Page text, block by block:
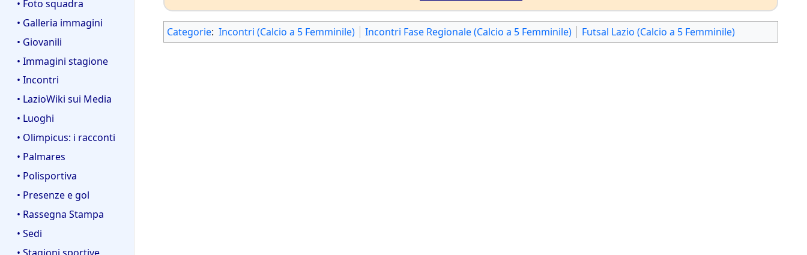
• Foto squadra
• Galleria immagini
• Giovanili
• Immagini stagione
• Incontri
• LazioWiki sui Media
• Luoghi
• Olimpicus: i racconti
• Palmares
• Polisportiva
• Presenze e gol
• Rassegna Stampa
• Sedi
Categorie: Incontri (Calcio a 5 Femminile) Incontri Fase Regionale (Calcio a 5 Femminile) Futsal Lazio (Calcio a 5 Femminile)